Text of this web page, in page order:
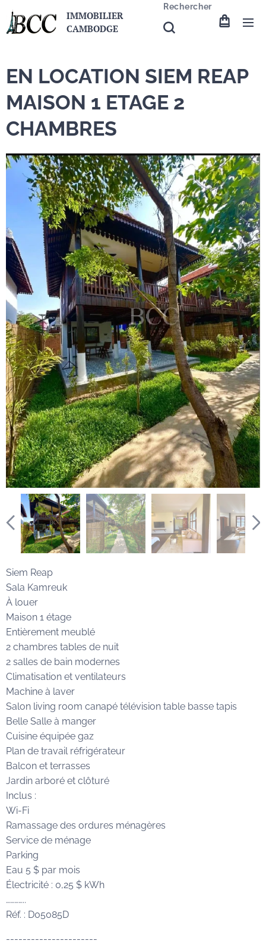
IMMOBILIER
CAMBODGE
Rechercher
EN LOCATION SIEM REAP
MAISON 1 ETAGE 2
CHAMBRES
Siem Reap
Sala Kamreuk
À louer
Maison 1 étage
Entièrement meublé
2 chambres tables de nuit
2 salles de bain modernes
Climatisation et ventilateurs
Machine à laver
Salon living room canapé télévision table basse tapis
Belle Salle à manger
Cuisine équipée gaz
Plan de travail réfrigérateur
Balcon et terrasses
Jardin arboré et clôturé
Inclus :
Wi-Fi
Ramassage des ordures ménagères
Service de ménage
Parking
Eau 5 $ par mois
Électricité : 0,25 $ kWh
…………..
Réf. : D05085D
----------------------